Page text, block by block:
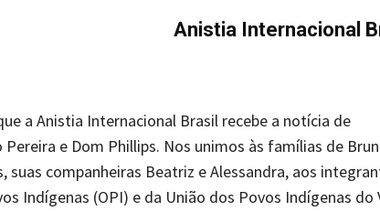
Anistia Internacional
a Anistia Internacional Brasil recebe a notícia de
e Dom Phillips. Nos unimos às famílias de
suas companheiras Beatriz e Alessandra, aos
Indígenas (OPI) e da União dos Povos Indígenas do